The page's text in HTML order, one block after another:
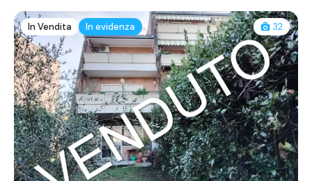
In Vendita In evidenza 32